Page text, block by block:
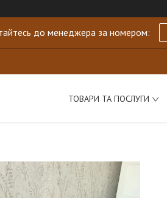
до менеджера за номером:
ТОВАРИ ТА ПОСЛУГИ